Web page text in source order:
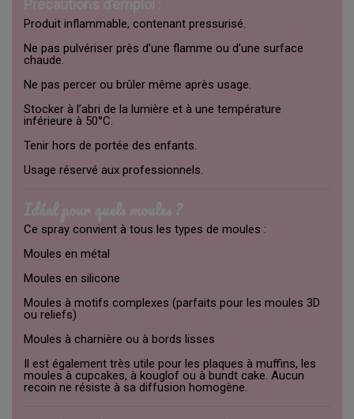
Produit inflammable, contenant pressurisé.
Ne pas pulvériser près d’une flamme ou d’une surface
chaude.
Ne pas percer ou brûler même après usage.
Stocker à l’abri de la lumière et à une température
inférieure à 50°C.
Tenir hors de portée des enfants.
Usage réservé aux professionnels.
Ce spray convient à tous les types de moules :
Moules en métal
Moules en silicone
Moules à motifs complexes (parfaits pour les moules 3D
ou reliefs)
Moules à charnière ou à bords lisses
Il est également très utile pour les plaques à muffins, les
moules à cupcakes, à kouglof ou à bundt cake. Aucun
recoin ne résiste à sa diffusion homogène.